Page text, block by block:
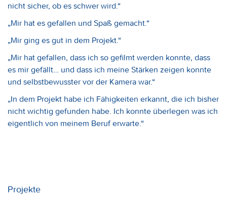
nicht sicher, ob es schwer wird.“
„Mir hat es gefallen und Spaß gemacht.“
„Mir ging es gut in dem Projekt.“
„Mir hat gefallen, dass ich so gefilmt werden konnte, dass
es mir gefällt… und dass ich meine Stärken zeigen konnte
und selbstbewusster vor der Kamera war.“
„In dem Projekt habe ich Fähigkeiten erkannt, die ich bisher
nicht wichtig gefunden habe. Ich konnte überlegen was ich
eigentlich von meinem Beruf erwarte.“
Projekte